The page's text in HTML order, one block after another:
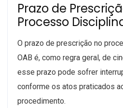
Prazo de
Processo
O prazo de prescrição no
OAB é, como regra geral, de
esse prazo pode sofrer
conforme os atos praticados
procedimento.